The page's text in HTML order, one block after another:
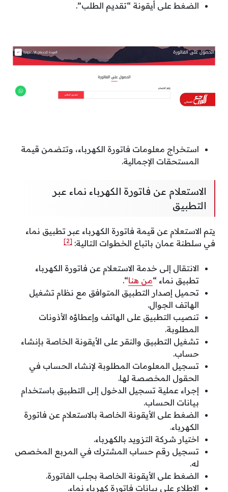
الضغط على أيقونة “تقديم الطلب”.
استخراج معلومات فاتورة الكهرباء، وتتضمن قيمة
المستحقات الإجمالية.
الاستعلام عن فاتورة الكهرباء نماء عبر
التطبيق
يتم الاستعلام عن قيمة فاتورة الكهرباء عبر تطبيق نماء
في سلطنة عمان باتباع الخطوات التالية: [2]
الانتقال إلى خدمة الاستعلام عن فاتورة الكهرباء
تطبيق نماء “من هنا“.
تحميل إصدار التطبيق المتوافق مع نظام تشغيل
الهاتف الجوال.
تنصيب التطبيق على الهاتف وإعطاؤه الأذونات
المطلوبة.
تشغيل التطبيق والنقر على الأيقونة الخاصة بإنشاء
حساب.
تسجيل المعلومات المطلوبة لإنشاء الحساب في
الحقول المخصصة لها.
إجراء عملية تسجيل الدخول إلى التطبيق باستخدام
بيانات الحساب.
الضغط على الأيقونة الخاصة بالاستعلام عن فاتورة
الكهرباء.
اختيار شركة التزويد بالكهرباء.
تسجيل رقم حساب المشترك في المربع المخصص
له.
الضغط على الأيقونة الخاصة بجلب الفاتورة.
الاطلاع على بيانات فاتورة كهرباء نماء.